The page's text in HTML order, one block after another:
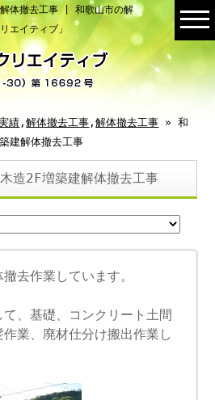
解体撤去工事 | 和歌山市の解
エイティブ」
績 ,解体撤去工事 ,解体撤去工事 » 和
建解体撤去工事
造2F増築建解体撤去工事
去作業しています。
、基礎、コンクリート土間
業、廃材仕分け搬出作業し